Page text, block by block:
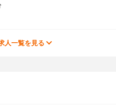
人一覧を見る